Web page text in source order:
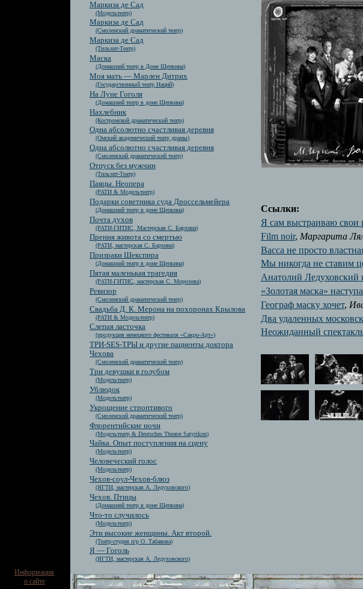
Маркиза де Сад
(Модельтеатр)
Маркиза де Сад
(Смоленский драматический театр)
Маркиза де Сад
(Тильзит-Театр)
Маска
(Домашний театр в Доме Щепкина)
Моя мать — Марлен Дитрих
(Государственный театр Наций)
На Луне Гоголя
(Домашний театр в доме Щепкина)
Нахлебник
(Костромской драматический театр)
Одна абсолютно счастливая деревня
(Омский академический театр драмы)
Одна абсолютно счастливая деревня
(Смоленский драматический театр)
Отпуск без мужчин
(Тильзит-Театр)
Паяцы. Неопера
(РАТИ & Модельтеатр)
Подарки советника суда Дроссельмейера
(Домашний театр в доме Щепкина)
Почта духов
(РАТИ-ГИТИС, Мастерская С. Бархина)
Прения живота со смертью
(РАТИ, мастерская С. Бархина)
Призраки Шекспира
(Домашний театр в доме Щепкина)
Пятая маленькая трагедия
(РАТИ-ГИТИС, мастерская С. Морозова)
Ревизор
(Смоленский драматический театр)
Свадьба Д. К. Мерона на похоронах Крылова
(РАТИ & Модельтеатр)
Слепая ласточка
(продукция немецкого фестиваля «Сакро-Арт»)
ТРИ-SES-ТРЫ и другие пациенты доктора
Чехова
(Смоленский драматический театр)
Три девушки в голубом
(Модельтеатр)
Ублюдок
(Модельтеатр)
Укрощение строптивого
(Смоленский драматический театр)
Флорентийские ночи
(Модельтеатр & Deutsches Theater Satyrikon)
Чайка. Опыт поступления на сцену
(Модельтеатр)
Человеческий голос
(Модельтеатр)
Чехов-соул-Чехов-блюз
(ЯГТИ, мастерская А. Ледуховского)
Чехов. Птицы
(Домашний театр в доме Щепкина)
Что-то случилось
(Модельтеатр)
Эти высокие женщины. Акт второй.
(Театр-студия п/р О. Табакова)
Я — Гоголь
(ЯГТИ, мастерская А. Ледуховского)
Ссылки:
Я сам выстраиваю свои
Film noir, Маргарита
Васса не просто
Мы никогда не ставим
Анатолий Ледуховский
«Золотая маска»
Географ маску хочет,
Два удаленных
Неожиданный
Информация
о сайте